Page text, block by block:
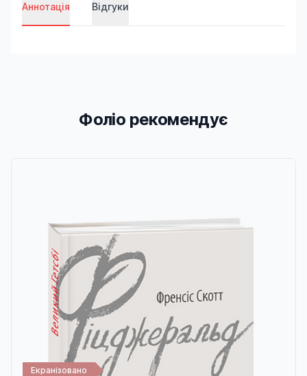
Аннотація Відгуки
Фоліо рекомендує
Екранізовано